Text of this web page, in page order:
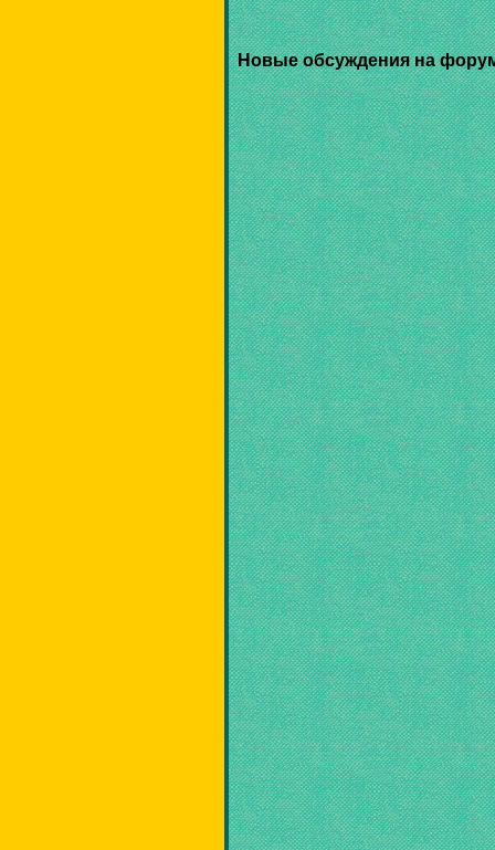
Новые обсуждения на